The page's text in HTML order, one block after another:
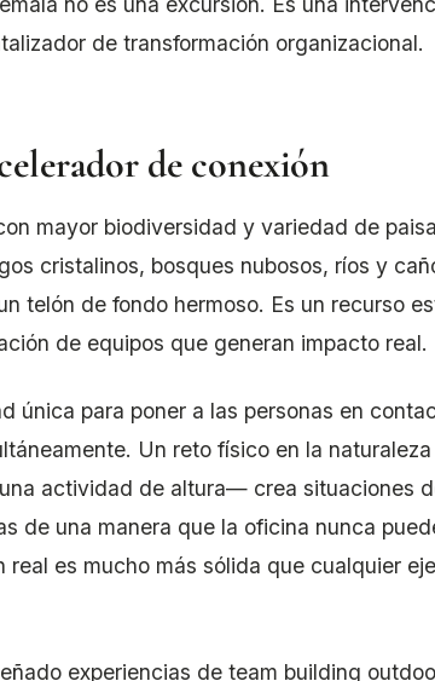
de transformación organizacional.
de conexión
mayor biodiversidad y variedad de
cristalinos, bosques nubosos, ríos y
telón de fondo hermoso. Es un recurso
de equipos que generan impacto real.
única para poner a las personas en
Un reto físico en la
actividad de altura— crea situaciones
de una manera que la oficina nunca
real es mucho más sólida que cualquier
experiencias de team building